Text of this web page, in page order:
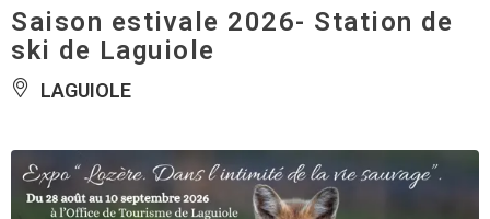
Saison estivale 2026- Station de
ski de Laguiole
LAGUIOLE